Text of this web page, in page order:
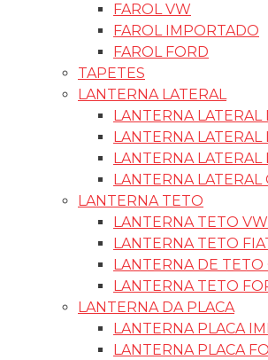
FAROL VW
FAROL IMPORTADO
FAROL FORD
TAPETES
LANTERNA LATERAL
LANTERNA LATERAL
LANTERNA
LANTERNA LATERAL
LANTERNA LATERAL
LANTERNA TETO
LANTERNA TETO VW
LANTERNA TETO
LANTERNA DE TETO
LANTERNA TETO
LANTERNA DA PLACA
LANTERNA PLACA
LANTERNA PLACA